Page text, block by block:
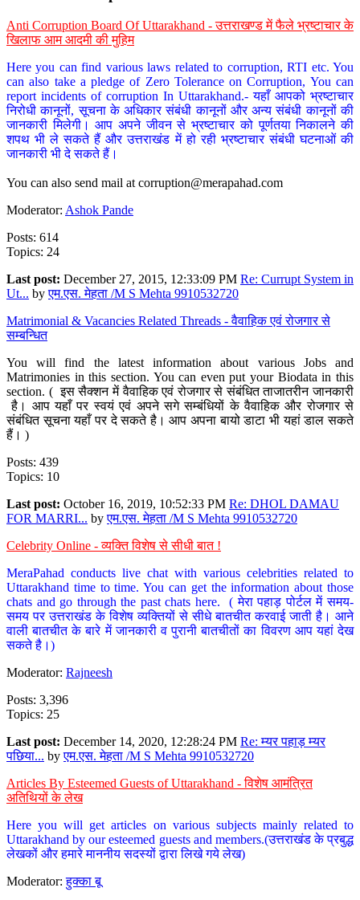
Anti Corruption Board Of Uttarakhand - उत्तराखण्ड में फैले भ्रष्टाचार के
खिलाफ आम आदमी की मुहिम
Here you can find various laws related to corruption, RTI etc. You
can also take a pledge of Zero Tolerance on Corruption, You can
report incidents of corruption In Uttarakhand.- यहाँ आपको भ्रष्टाचार
निरोधी कानूनों, सूचना के अधिकार संबंधी कानूनों और अन्य संबंधी कानूनों की
जानकारी मिलेगी। आप अपने जीवन से भ्रष्टाचार को पूर्णतया निकालने की
शपथ भी ले सकते हैं और उत्तराखंड में हो रही भ्रष्टाचार संबंधी घटनाओं की
जानकारी भी दे सकते हैं।
You can also send mail at corruption@merapahad.com
Moderator: Ashok Pande
Posts: 614
Topics: 24
Last post: December 27, 2015, 12:33:09 PM Re: Currupt System in
Ut... byएम.एस. मेहता /M S Mehta 9910532720
Matrimonial & Vacancies Related Threads - वैवाहिक एवं रोजगार से
सम्बन्धित
You will find the latest information about various Jobs and
Matrimonies in this section. You can even put your Biodata in this
section. ( इस सैक्शन में वैवाहिक एवं रोजगार से संबंधित ताजातरीन जानकारी
है। आप यहाँ पर स्वयं एवं अपने सगे सम्बंधियों के वैवाहिक और रोजगार से
संबंधित सूचना यहाँ पर दे सकते है। आप अपना बायो डाटा भी यहां डाल सकते
हैं। )
Posts: 439
Topics: 10
Last post: October 16, 2019, 10:52:33 PM Re: DHOL DAMAU
FOR MARRI... byएम.एस. मेहता /M S Mehta 9910532720
Celebrity Online - व्यक्ति विशेष से सीधी बात !
MeraPahad conducts live chat with various celebrities related to
Uttarakhand time to time. You can get the information about those
chats and go through the past chats here. ( मेरा पहाड़ पोर्टल में समय-
समय पर उत्तराखंड के विशेष व्यक्तियों से सीधे बातचीत करवाई जाती है। आने
वाली बातचीत के बारे में जानकारी व पुरानी बातचीतों का विवरण आप यहां देख
सकते है।)
Moderator: Rajneesh
Posts: 3,396
Topics: 25
Last post: December 14, 2020, 12:28:24 PM Re: म्यर पहाड़ म्यर
पछिया... byएम.एस. मेहता /M S Mehta 9910532720
Articles By Esteemed Guests of Uttarakhand - विशेष आमंत्रित
अतिथियों के लेख
Here you will get articles on various subjects mainly related to
Uttarakhand by our esteemed guests and members.(उत्तराखंड के प्रबुद्ध
लेखकों और हमारे माननीय सदस्यों द्वारा लिखे गये लेख)
Moderator:हुक्का बू